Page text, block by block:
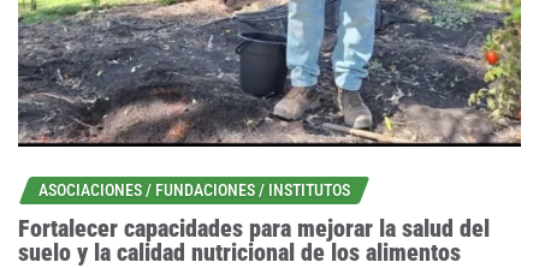
ASOCIACIONES / FUNDACIONES / INSTITUTOS
Fortalecer capacidades para mejorar la salud del
suelo y la calidad nutricional de los alimentos